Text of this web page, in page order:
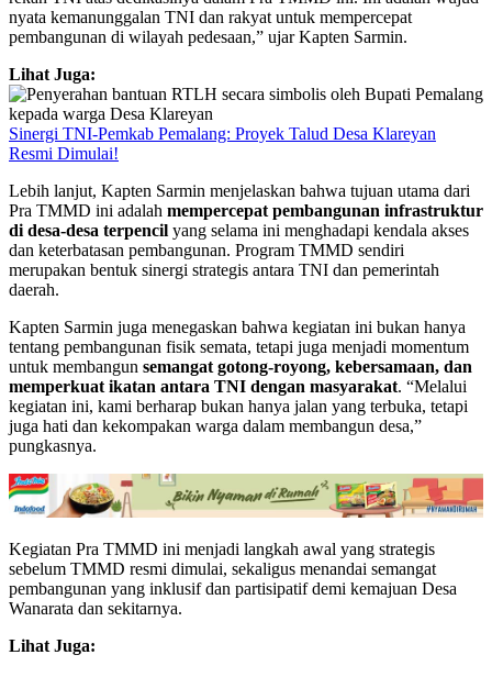
nyata kemanunggalan TNI dan rakyat untuk mempercepat
pembangunan di wilayah pedesaan,” ujar Kapten Sarmin.
Lihat Juga:
Sinergi TNI-Pemkab Pemalang: Proyek Talud Desa Klareyan
Resmi Dimulai!
Lebih lanjut, Kapten Sarmin menjelaskan bahwa tujuan utama dari
Pra TMMD ini adalah mempercepat pembangunan infrastruktur
di desa-desa terpencil yang selama ini menghadapi kendala akses
dan keterbatasan pembangunan. Program TMMD sendiri
merupakan bentuk sinergi strategis antara TNI dan pemerintah
daerah.
Kapten Sarmin juga menegaskan bahwa kegiatan ini bukan hanya
tentang pembangunan fisik semata, tetapi juga menjadi momentum
untuk membangun semangat gotong-royong, kebersamaan, dan
memperkuat ikatan antara TNI dengan masyarakat. “Melalui
kegiatan ini, kami berharap bukan hanya jalan yang terbuka, tetapi
juga hati dan kekompakan warga dalam membangun desa,”
pungkasnya.
Kegiatan Pra TMMD ini menjadi langkah awal yang strategis
sebelum TMMD resmi dimulai, sekaligus menandai semangat
pembangunan yang inklusif dan partisipatif demi kemajuan Desa
Wanarata dan sekitarnya.
Lihat Juga: